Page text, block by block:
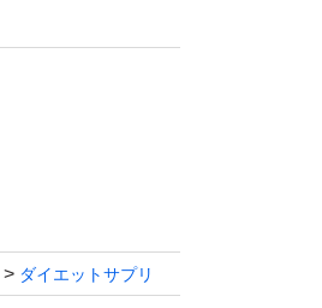
腸内環境を整える
。腸内で善玉菌
ることで健康的な
】 シボトリーPRE
づいたヒト試験
認されています。
ダイエットサプリ